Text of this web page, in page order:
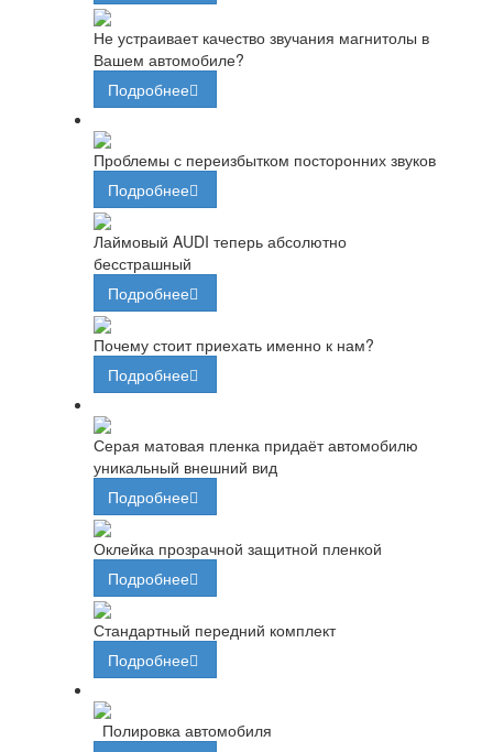
Не устраивает качество звучания магнитолы в
Вашем автомобиле?
Подробнее
Проблемы с переизбытком посторонних звуков
Подробнее
Лаймовый AUDI теперь абсолютно
бесстрашный
Подробнее
Почему стоит приехать именно к нам?
Подробнее
Серая матовая пленка придаёт автомобилю
уникальный внешний вид
Подробнее
Оклейка прозрачной защитной пленкой
Подробнее
Стандартный передний комплект
Подробнее
Полировка автомобиля